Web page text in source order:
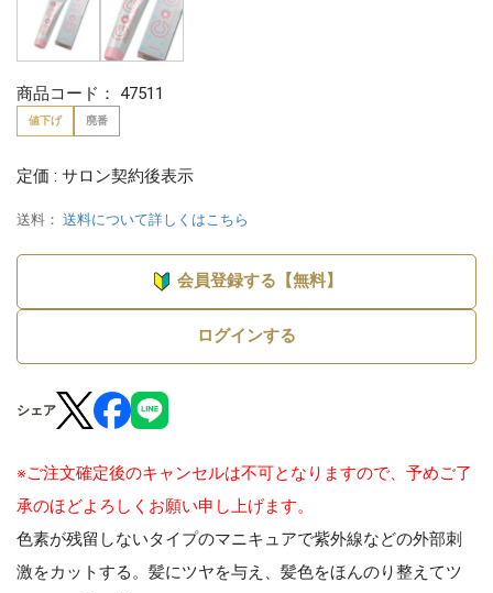
商品コード： 47511
値下げ 廃番
定価 : サロン契約後表示
送料： 送料について詳しくはこちら
会員登録する【無料】
ログインする
シェア
※ご注文確定後のキャンセルは不可となりますので、予めご了
承のほどよろしくお願い申し上げます。
色素が残留しないタイプのマニキュアで紫外線などの外部刺
激をカットする。髪にツヤを与え、髪色をほんのり整えてツ